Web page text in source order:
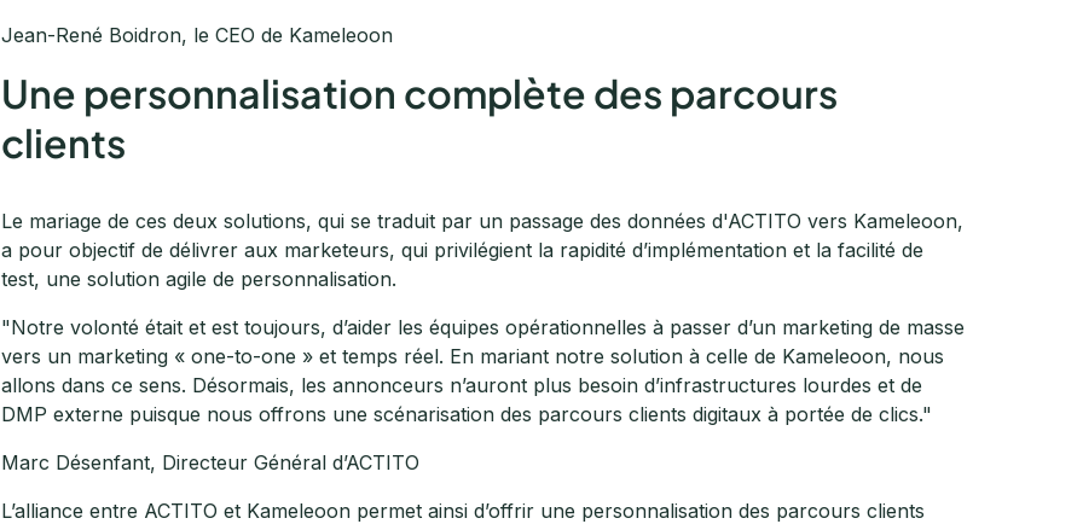
Jean-René Boidron, le CEO de Kameleoon
Une personnalisation complète des parcours
clients
Le mariage de ces deux solutions, qui se traduit par un passage des données d'ACTITO vers Kameleoon,
a pour objectif de délivrer aux marketeurs, qui privilégient la rapidité d’implémentation et la facilité de
test, une solution agile de personnalisation.
"Notre volonté était et est toujours, d’aider les équipes opérationnelles à passer d’un marketing de masse
vers un marketing « one-to-one » et temps réel. En mariant notre solution à celle de Kameleoon, nous
allons dans ce sens. Désormais, les annonceurs n’auront plus besoin d’infrastructures lourdes et de
DMP externe puisque nous offrons une scénarisation des parcours clients digitaux à portée de clics."
Marc Désenfant, Directeur Général d’ACTITO
L’alliance entre ACTITO et Kameleoon permet ainsi d’offrir une personnalisation des parcours clients